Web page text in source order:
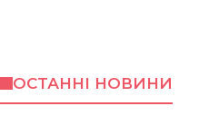
ОСТАННІ НОВИНИ